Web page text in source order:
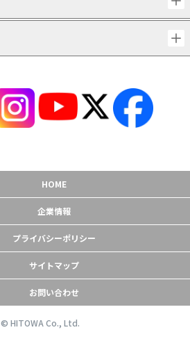
HOME
企業情報
プライバシーポリシー
サイトマップ
お問い合わせ
© HITOWA Co., Ltd.